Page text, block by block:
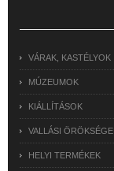
VÁRAK, KASTÉLYOK
MÚZEUMOK
KIÁLLÍTÁSOK
VALLÁSI
HELYI TERMÉKEK